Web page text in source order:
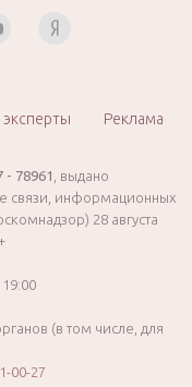
Реклама
78961
, выдано
связи, информационных
28 августа
(в том числе, для
00-27